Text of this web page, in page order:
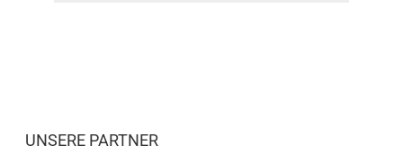
UNSERE PARTNER